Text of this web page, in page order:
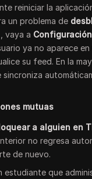
reiniciar la
un problema de
, vaya a
ya no aparece en
su feed. En la
sincroniza
mutuas
a alguien en
no regresa
de nuevo.
estudiante que